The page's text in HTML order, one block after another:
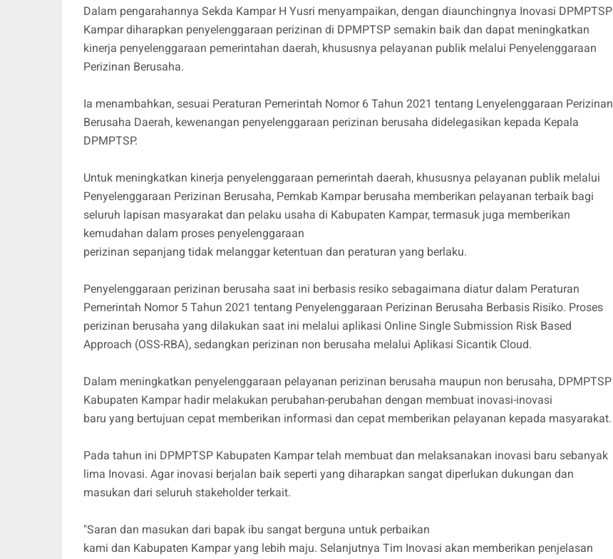
Dalam pengarahannya Sekda Kampar H Yusri menyampaikan, dengan diaunchingnya Inovasi DPMPTSP
Kampar diharapkan penyelenggaraan perizinan di DPMPTSP semakin baik dan dapat meningkatkan
kinerja penyelenggaraan pemerintahan daerah, khususnya pelayanan publik melalui Penyelenggaraan
Perizinan Berusaha.
Ia menambahkan, sesuai Peraturan Pemerintah Nomor 6 Tahun 2021 tentang Lenyelenggaraan Perizinan
Berusaha Daerah, kewenangan penyelenggaraan perizinan berusaha didelegasikan kepada Kepala
DPMPTSP.
Untuk meningkatkan kinerja penyelenggaraan pemerintah daerah, khususnya pelayanan publik melalui
Penyelenggaraan Perizinan Berusaha, Pemkab Kampar berusaha memberikan pelayanan terbaik bagi
seluruh lapisan masyarakat dan pelaku usaha di Kabupaten Kampar, termasuk juga memberikan
kemudahan dalam proses penyelenggaraan
perizinan sepanjang tidak melanggar ketentuan dan peraturan yang berlaku.
Penyelenggaraan perizinan berusaha saat ini berbasis resiko sebagaimana diatur dalam Peraturan
Pemerintah Nomor 5 Tahun 2021 tentang Penyelenggaraan Perizinan Berusaha Berbasis Risiko. Proses
perizinan berusaha yang dilakukan saat ini melalui aplikasi Online Single Submission Risk Based
Approach (OSS-RBA), sedangkan perizinan non berusaha melalui Aplikasi Sicantik Cloud.
Dalam meningkatkan penyelenggaraan pelayanan perizinan berusaha maupun non berusaha, DPMPTSP
Kabupaten Kampar hadir melakukan perubahan-perubahan dengan membuat inovasi-inovasi
baru yang bertujuan cepat memberikan informasi dan cepat memberikan pelayanan kepada masyarakat.
Pada tahun ini DPMPTSP Kabupaten Kampar telah membuat dan melaksanakan inovasi baru sebanyak
lima Inovasi. Agar inovasi berjalan baik seperti yang diharapkan sangat diperlukan dukungan dan
masukan dari seluruh stakeholder terkait.
"Saran dan masukan dari bapak ibu sangat berguna untuk perbaikan
kami dan Kabupaten Kampar yang lebih maju. Selanjutnya Tim Inovasi akan memberikan penjelasan